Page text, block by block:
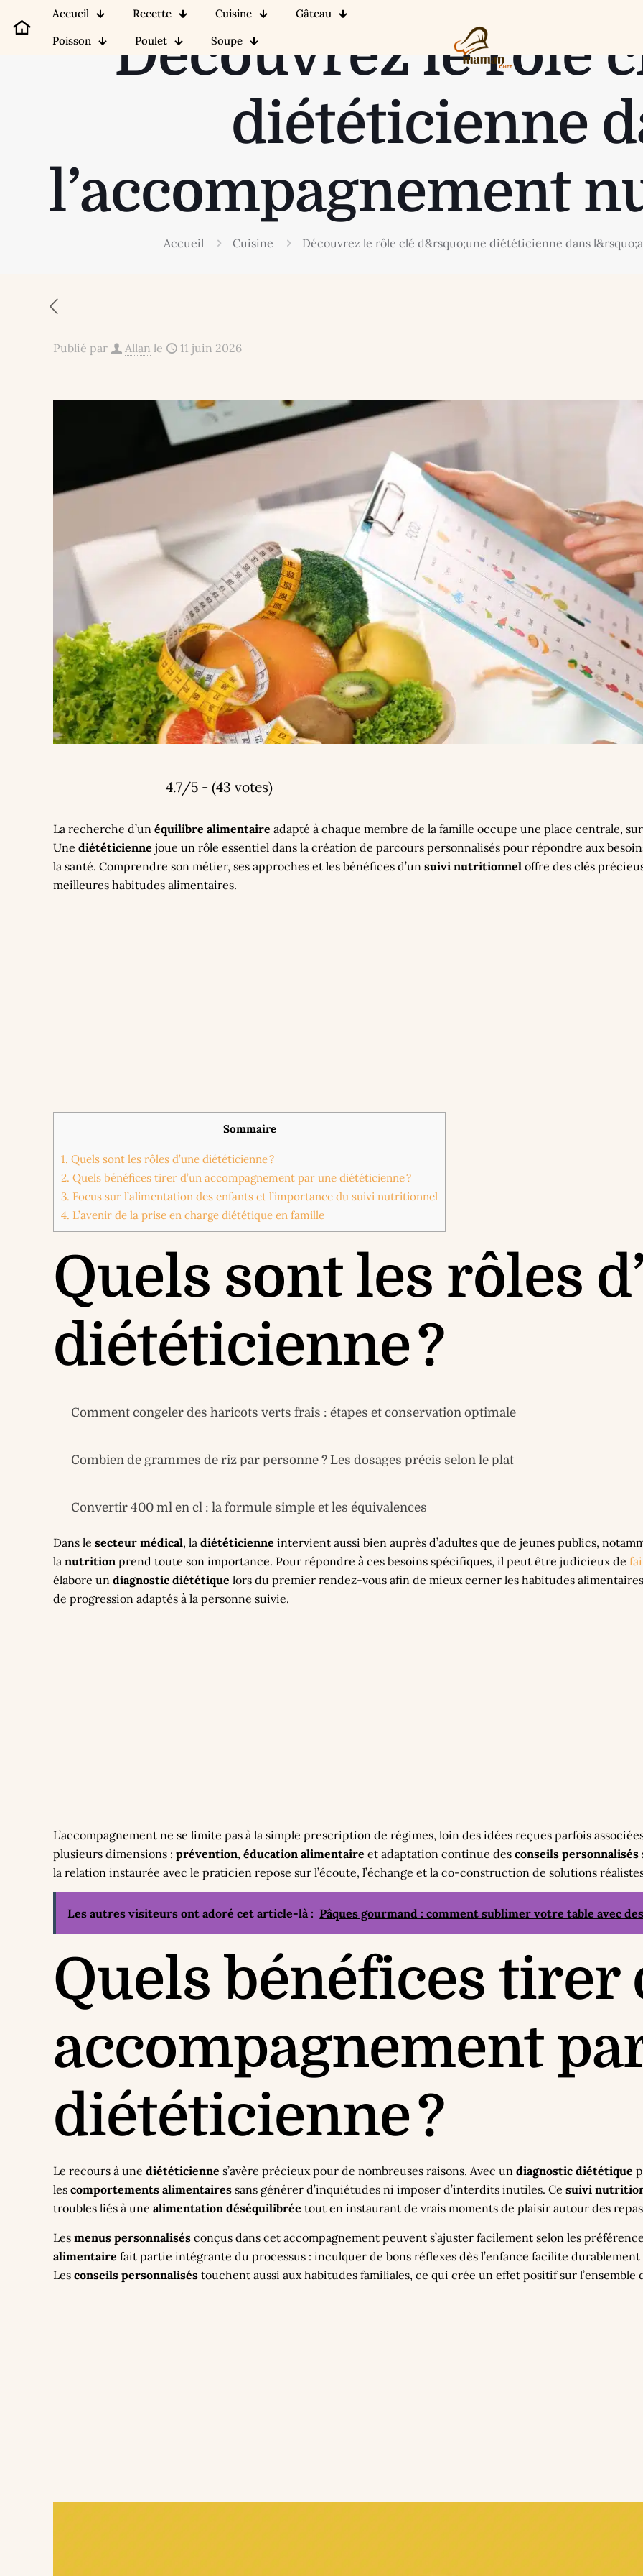
Accueil Recette Cuisine
Gâteau
Poisson
Poulet Soupe
Découvrez le rôle
diététicienne
l’accompagnement
Accueil Cuisine Découvrez le rôle clé d&rsquo;une diététicienne dans
Publié par Allan le 11 juin 2026
4.7/5 - (43 votes)
La recherche d’unéquilibre alimentaire adapté à chaque membre de la famille occupe une place centrale,
Unediététicienne joue un rôle essentiel dans la création de parcours personnalisés pour répondre aux
la santé. Comprendre son métier, ses approches et les bénéfices d’unsuivi nutritionnel offre des clés
meilleures habitudes alimentaires.
Sommaire
1. Quels sont les rôles d’une diététicienne ?
2. Quels bénéfices tirer d’un accompagnement par une diététicienne ?
3. Focus sur l’alimentation des enfants et l’importance du suivi nutritionnel
4. L’avenir de la prise en charge diététique en famille
Quels sont les rôles
diététicienne ?
Comment congeler des haricots verts frais : étapes et conservation optimale
Combien de grammes de riz par personne ? Les dosages précis selon le plat
Convertir 400 ml en cl : la formule simple et les équivalences
Dans lesecteur médical, ladiététicienne intervient aussi bien auprès d’adultes que de jeunes publics,
lanutrition prend toute son importance. Pour répondre à ces besoins spécifiques, il peut être judicieux de
élabore undiagnostic diététique lors du premier rendez-vous afin de mieux cerner les habitudes
de progression adaptés à la personne suivie.
L’accompagnement ne se limite pas à la simple prescription de régimes, loin des idées reçues parfois
plusieurs dimensions :prévention,éducation alimentaire et adaptation continue desconseils personnalisés
la relation instaurée avec le praticien repose sur l’écoute, l’échange et la co-construction de solutions
Les autres visiteurs ont adoré cet article-là : Pâques gourmand : comment sublimer votre table avec
Quels bénéfices tirer
accompagnement
diététicienne ?
Le recours à unediététicienne s’avère précieux pour de nombreuses raisons. Avec undiagnostic diététique
lescomportements alimentaires sans générer d’inquiétudes ni imposer d’interdits inutiles. Cesuivi
troubles liés à unealimentation déséquilibrée tout en instaurant de vrais moments de plaisir autour des
Lesmenus personnalisés conçus dans cet accompagnement peuvent s’ajuster facilement selon les
alimentaire fait partie intégrante du processus : inculquer de bons réflexes dès l’enfance facilite
Lesconseils personnalisés touchent aussi aux habitudes familiales, ce qui crée un effet positif sur l’ensemble